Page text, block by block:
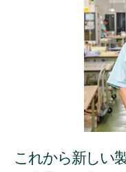
これから新しい